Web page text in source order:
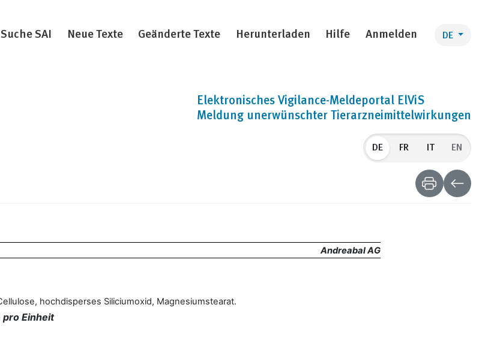
Suche SAI Neue Texte Geänderte Texte Herunterladen Hilfe Anmelden DE
Elektronisches Vigilance-Meldeportal ElViS
Meldung unerwünschter Tierarzneimittelwirkungen
DE EN